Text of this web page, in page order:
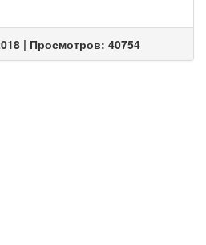
| Просмотров: 40754